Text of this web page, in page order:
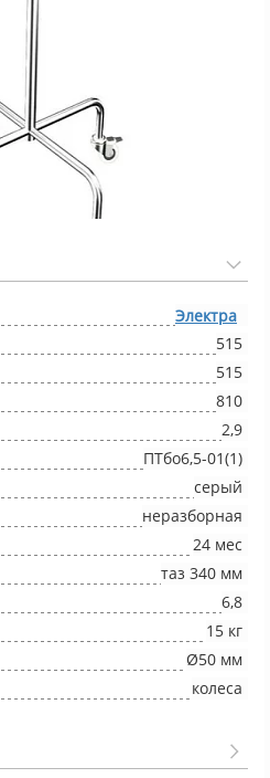
Электра
515
515
810
2,9
ПТбо6,5-01(1)
серый
неразборная
24 мес
таз 340 мм
6,8
15 кг
Ø50 мм
колеса